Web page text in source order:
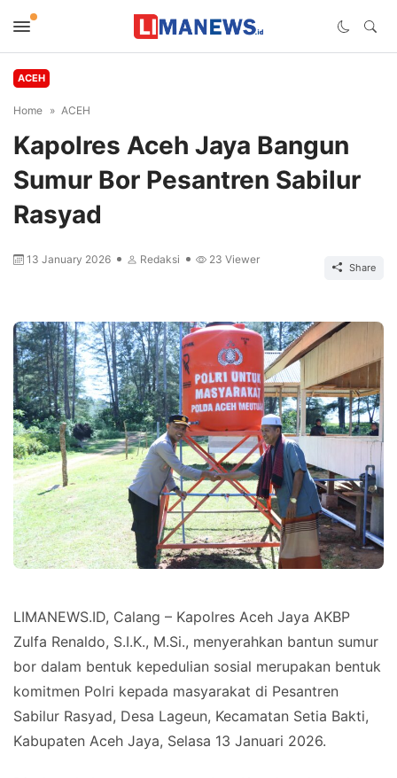
ACEH
Home ACEH
Kapolres Aceh Jaya Bangun
Sumur Bor Pesantren Sabilur
Rasyad
13 January 2026 Redaksi 23 Viewer
Share
LIMANEWS.ID, Calang – Kapolres Aceh Jaya AKBP
Zulfa Renaldo, S.I.K., M.Si., menyerahkan bantun sumur
bor dalam bentuk kepedulian sosial merupakan bentuk
komitmen Polri kepada masyarakat di Pesantren
Sabilur Rasyad, Desa Lageun, Kecamatan Setia Bakti,
Kabupaten Aceh Jaya, Selasa 13 Januari 2026.